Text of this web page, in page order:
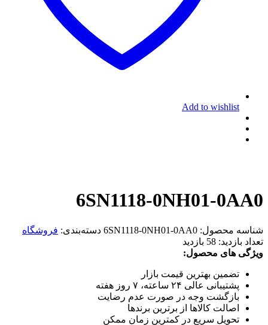
Add to wishlist
6SN1118-0NH01-0AA0
شناسه محصول: 6SN1118-0NH01-0AA0 دسته‌بندی: فروشگاه
تعداد بازدید: 58 بازدید
ویژگی های محصول:
تضمین بهترین قیمت بازار
پشتیبانی عالی ۲۴ ساعته، ۷ روز هفته
بازگشت وجه در صورت عدم رضایت
اصالت کالاها از برترین برندها
تحویل سریع در کمترین زمان ممکن